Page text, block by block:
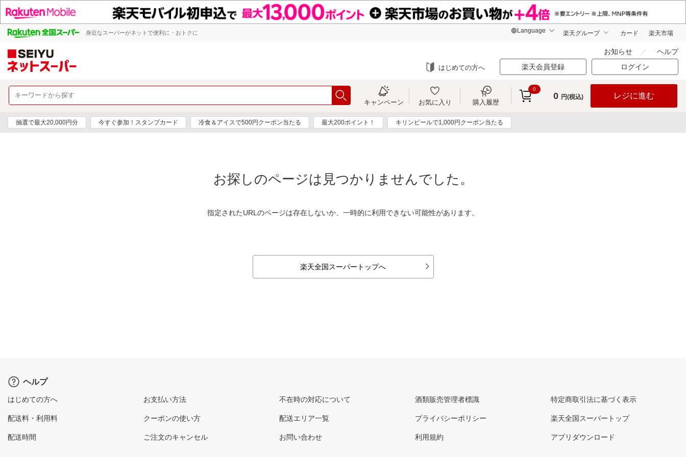
身近なスーパーがネットで便利に・おトクに 楽天グループ カード 楽天市場
お知らせ ヘルプ
はじめての方へ 楽天会員登録 ログイン
キャンペーン お気に入り 購入履歴
0
0 円(税込) レジに進む
抽選で最大20,000円分 今すぐ参加！スタンプカード 冷食＆アイスで500円クーポン当たる 最大200ポイント！ キリンビールで1,000円クーポン当たる
お探しのページは見つかりませんでした。
指定されたURLのページは存在しないか、一時的に利用できない可能性があります。
楽天全国スーパートップへ
ヘルプ
はじめての方へ
配送料・利用料
配送時間
お支払い方法
クーポンの使い方
ご注文のキャンセル
不在時の対応について
配送エリア一覧
お問い合わせ
酒類販売管理者標識
プライバシーポリシー
利用規約
特定商取引法に基づく表示
楽天全国スーパートップ
アプリダウンロード